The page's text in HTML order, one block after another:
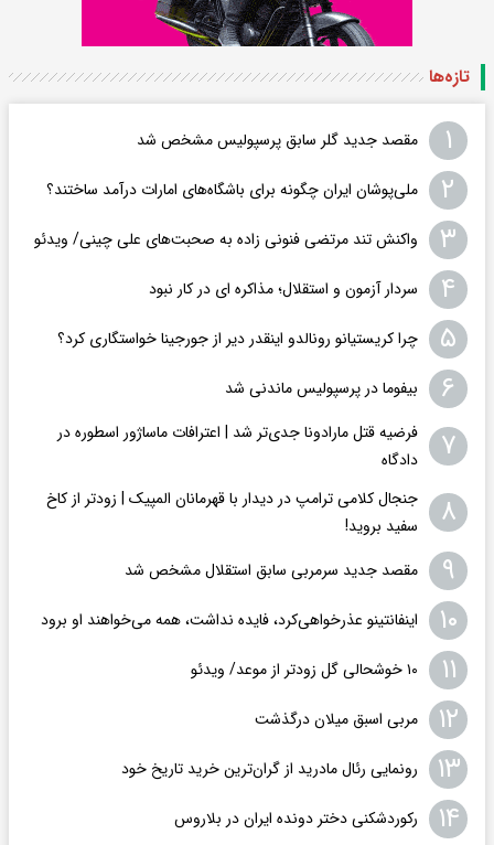
تازه‌ها
۱ مقصد جدید گلر سابق پرسپولیس مشخص شد
۲ ملی‌پوشان ایران چگونه برای باشگاه‌های امارات درآمد ساختند؟
۳ واکنش تند مرتضی فنونی زاده به صحبت‌های علی چینی/ ویدئو
۴ سردار آزمون و استقلال؛ مذاکره ای در کار نبود
۵ چرا کریستیانو رونالدو اینقدر دیر از جورجینا خواستگاری کرد؟
۶ بیفوما در پرسپولیس ماندنی شد
۷
فرضیه قتل مارادونا جدی‌تر شد | اعترافات ماساژور اسطوره در
دادگاه
۸
جنجال کلامی ترامپ در دیدار با قهرمانان المپیک | زودتر از کاخ
سفید بروید!
۹ مقصد جدید سرمربی سابق استقلال مشخص شد
۱۰ اینفانتینو عذرخواهی‌کرد، فایده نداشت، همه می‌خواهند او برود
۱۱ ۱۰ خوشحالی گل زودتر از موعد/ ویدئو
۱۲ مربی اسبق میلان درگذشت
۱۳ رونمایی رئال مادرید از گران‌ترین خرید تاریخ خود
۱۴ رکوردشکنی دختر دونده ایران در بلاروس